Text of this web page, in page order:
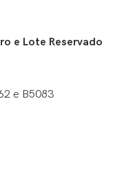
e Lote Reservado
e B5083